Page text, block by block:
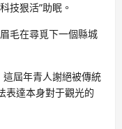
技狠活”助眠。
毛在尋覓下一個縣城
這屆年青人謝絕被傳統
表達本身對于觀光的